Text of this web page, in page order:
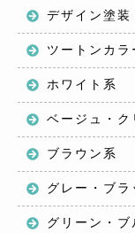
デザイン塗装
ツートンカラ
ホワイト系
ベージュ・ク
ブラウン系
グレー・ブラ
グリーン・ブ